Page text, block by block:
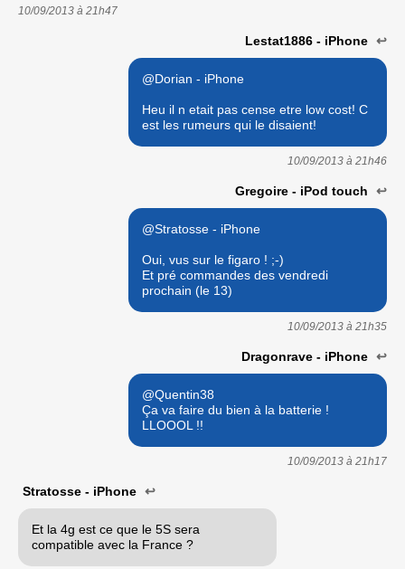
10/09/2013 à 21h47
Lestat1886 - iPhone ↩
@Dorian - iPhone
Heu il n etait pas cense etre low cost! C
est les rumeurs qui le disaient!
10/09/2013 à 21h46
Gregoire - iPod touch ↩
@Stratosse - iPhone
Oui, vus sur le figaro ! ;-)
Et pré commandes des vendredi
prochain (le 13)
10/09/2013 à 21h35
Dragonrave - iPhone ↩
@Quentin38
Ça va faire du bien à la batterie !
LLOOOL !!
10/09/2013 à 21h17
Stratosse - iPhone ↩
Et la 4g est ce que le 5S sera
compatible avec la France ?